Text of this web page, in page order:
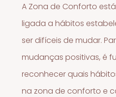
A Zona de Conforto
ligada a hábitos
ser difíceis de mudar.
mudanças positivas, é
reconhecer quais
na zona de conforto e